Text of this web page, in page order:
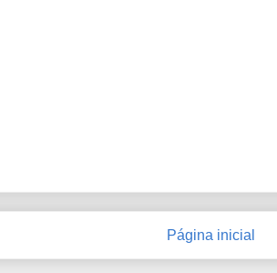
Página inicial